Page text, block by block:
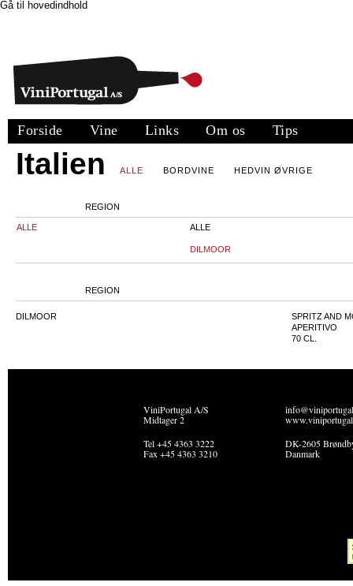
Gå til hovedindhold
Forside Vine Links Om os Tips
Italien ALLE BORDVINE HEDVIN ØVRIGE
REGION
ALLE ALLE
DILMOOR
REGION
DILMOOR
SPRITZ AND
APERITIVO
70 CL.
ViniPortugal A/S
Midtager 2
Tel +45 4363 3222
Fax +45 4363 3210
DK-2605
Danmark